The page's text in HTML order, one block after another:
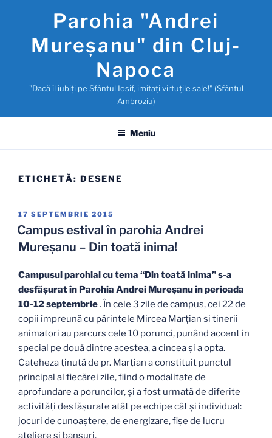
conținut
Parohia "Andrei
Mureşanu" din Cluj-
Napoca
"Dacă îl iubiţi pe Sfântul Iosif, imitaţi virtuţile sale!" (Sfântul
Ambroziu)
Meniu
ETICHETĂ: DESENE
PUBLICAT
PE
17 SEPTEMBRIE 2015
Campus estival în parohia Andrei
Mureșanu – Din toată inima!
Campusul parohial cu tema “Din toată inima” s-a
desfășurat în Parohia Andrei Mureșanu în perioada
10-12 septembrie. În cele 3 zile de campus, cei 22 de
copii împreună cu părintele Mircea Marțian si tinerii
animatori au parcurs cele 10 porunci, punând accent in
special pe două dintre acestea, a cincea și a opta.
Cateheza ținută de pr. Marțian a constituit punctul
principal al fiecărei zile, fiind o modalitate de
aprofundare a poruncilor, și a fost urmată de diferite
activități desfășurate atât pe echipe cât și individual:
jocuri de cunoaștere, de energizare, fișe de lucru
ateliere și bansuri.